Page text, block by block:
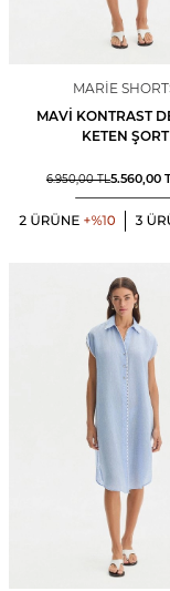
MARIE
MAVI KONTRAST
KETEN ŞORT
6.950,00TL5.560,00